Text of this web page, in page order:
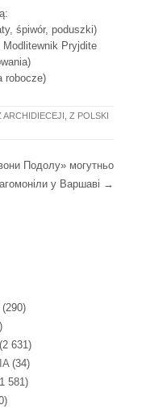
śpiwór, poduszki)
Pryjdite
robocze)
ARCHIDIECEJI Z POLSKI
Подолу» могутньо
у Варшаві →
(290)
(2 631)
(34)
581)